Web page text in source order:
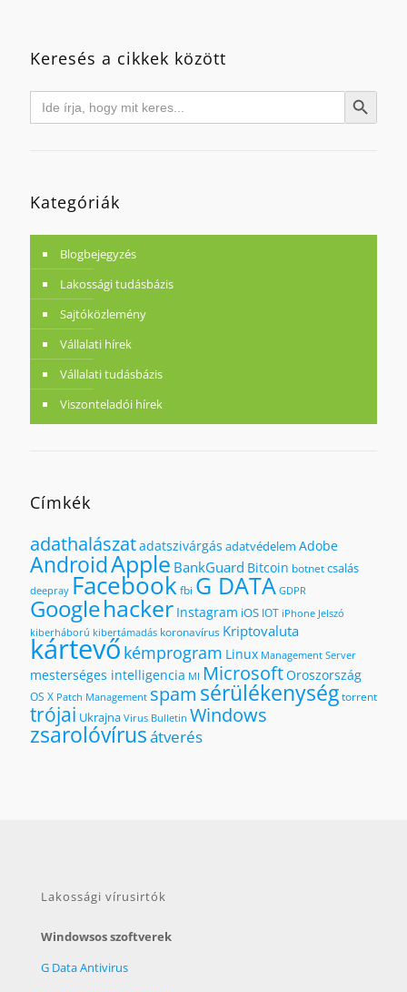
Keresés a cikkek között
Search
for: Search Button
Kategóriák
Blogbejegyzés
Lakossági tudásbázis
Sajtóközlemény
Vállalati hírek
Vállalati tudásbázis
Viszonteladói hírek
Címkék
adathalászatadatszivárgás adatvédelem Adobe
AndroidApple BankGuard Bitcoin botnetcsalás
deepray Facebookfbi G DATA GDPR
Googlehacker Instagram iOS IOT iPhone Jelszó
kiberháború kibertámadás koronavírus Kriptovaluta
kártevő kémprogram Linux Management Server
mesterséges intelligencia MI MicrosoftOroszország
OS X Patch Management spam sérülékenységtorrent
trójai Ukrajna Virus Bulletin Windows
zsarolóvírusátverés
Lakossági vírusirtók
Windowsos szoftverek
G Data Antivirus